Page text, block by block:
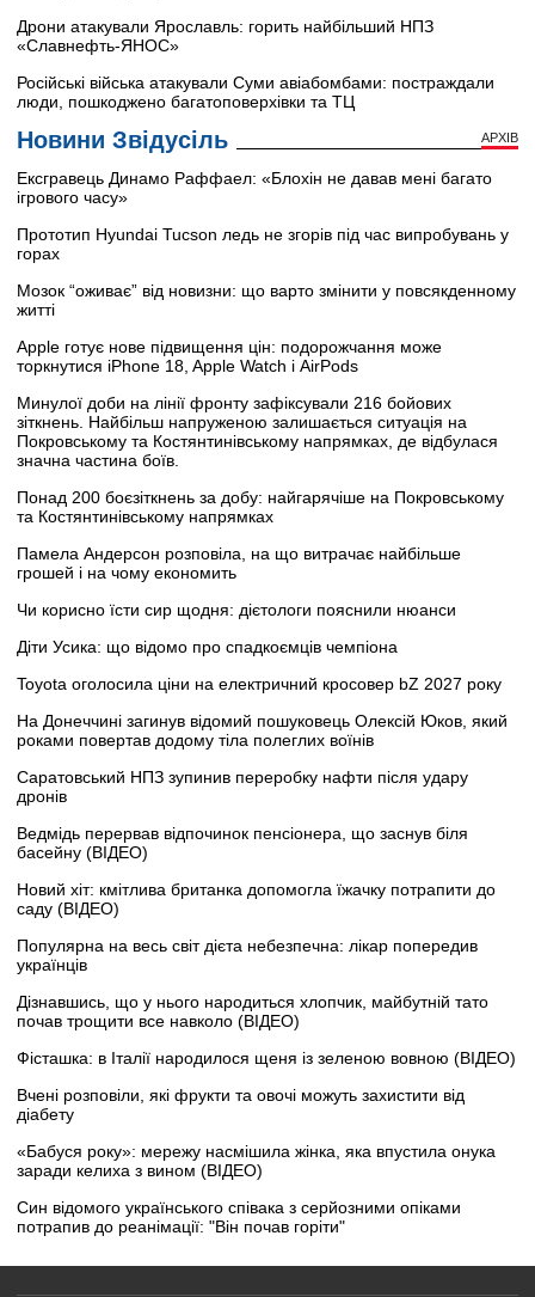
Дрони атакували Ярославль: горить найбільший НПЗ
«Славнефть-ЯНОС»
Російські війська атакували Суми авіабомбами: постраждали
люди, пошкоджено багатоповерхівки та ТЦ
Новини Звідусіль АРХІВ
Ексгравець Динамо Раффаел: «Блохін не давав мені багато
ігрового часу»
Прототип Hyundai Tucson ледь не згорів під час випробувань у
горах
Мозок “оживає” від новизни: що варто змінити у повсякденному
житті
Apple готує нове підвищення цін: подорожчання може
торкнутися iPhone 18, Apple Watch і AirPods
Минулої доби на лінії фронту зафіксували 216 бойових
зіткнень. Найбільш напруженою залишається ситуація на
Покровському та Костянтинівському напрямках, де відбулася
значна частина боїв.
Понад 200 боєзіткнень за добу: найгарячіше на Покровському
та Костянтинівському напрямках
Памела Андерсон розповіла, на що витрачає найбільше
грошей і на чому економить
Чи корисно їсти сир щодня: дієтологи пояснили нюанси
Діти Усика: що відомо про спадкоємців чемпіона
Toyota оголосила ціни на електричний кросовер bZ 2027 року
На Донеччині загинув відомий пошуковець Олексій Юков, який
роками повертав додому тіла полеглих воїнів
Саратовський НПЗ зупинив переробку нафти після удару
дронів
Ведмідь перервав відпочинок пенсіонера, що заснув біля
басейну (ВІДЕО)
Новий хіт: кмітлива британка допомогла їжачку потрапити до
саду (ВІДЕО)
Популярна на весь світ дієта небезпечна: лікар попередив
українців
Дізнавшись, що у нього народиться хлопчик, майбутній тато
почав трощити все навколо (ВІДЕО)
Фісташка: в Італії народилося щеня із зеленою вовною (ВІДЕО)
Вчені розповіли, які фрукти та овочі можуть захистити від
діабету
«Бабуся року»: мережу насмішила жінка, яка впустила онука
заради келиха з вином (ВІДЕО)
Син відомого українського співака з серйозними опіками
потрапив до реанімації: "Він почав горіти"